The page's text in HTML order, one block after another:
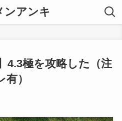
ンアンキ
4.3極を攻略した（注
）